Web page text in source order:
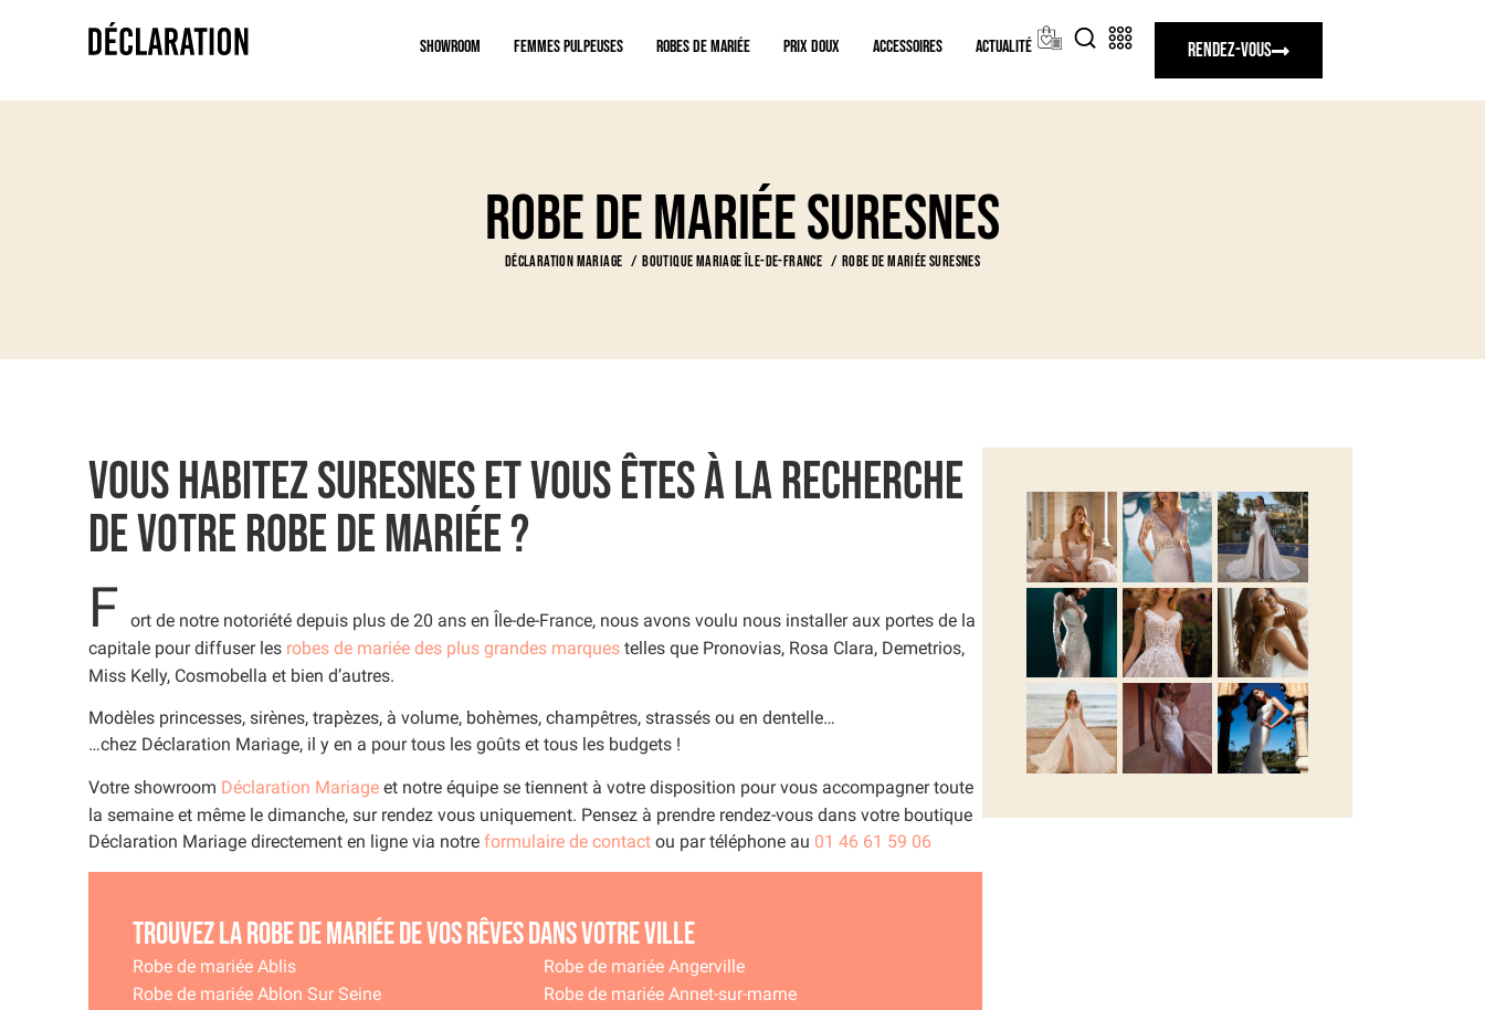
Showroom Femmes pulpeuses Robes de mariée Prix doux Accessoires Actualité Rendez-vous
Robe de mariée Suresnes
Déclaration Mariage Boutique Mariage Île-de-France Robe de mariée Suresnes
Vous habitez Suresnes et vous êtes à la recherche
de votre robe de mariée ?
F ort de notre notoriété depuis plus de 20 ans en Île-de-France, nous avons voulu nous installer aux portes de la
capitale pour diffuser les robes de mariée des plus grandes marques telles que Pronovias, Rosa Clara, Demetrios,
Miss Kelly, Cosmobella et bien d’autres.
Modèles princesses, sirènes, trapèzes, à volume, bohèmes, champêtres, strassés ou en dentelle…
…chez Déclaration Mariage, il y en a pour tous les goûts et tous les budgets !
Votre showroom Déclaration Mariage et notre équipe se tiennent à votre disposition pour vous accompagner toute
la semaine et même le dimanche, sur rendez vous uniquement. Pensez à prendre rendez-vous dans votre boutique
Déclaration Mariage directement en ligne via notre formulaire de contact ou par téléphone au 01 46 61 59 06
Trouvez la robe de mariée de vos rêves dans votre ville
Robe de mariée Ablis
Robe de mariée Ablon Sur Seine
Robe de mariée Angerville
Robe de mariée Annet-sur-marne